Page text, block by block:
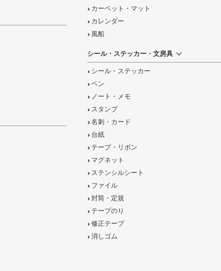
カーペット・マット
カレンダー
風船
シール・ステッカー・文房具
シール・ステッカー
ペン
ノート・メモ
スタンプ
名刺・カード
台紙
テープ・リボン
マグネット
ステンシルシート
ファイル
封筒・定規
テープのり
修正テープ
消しゴム